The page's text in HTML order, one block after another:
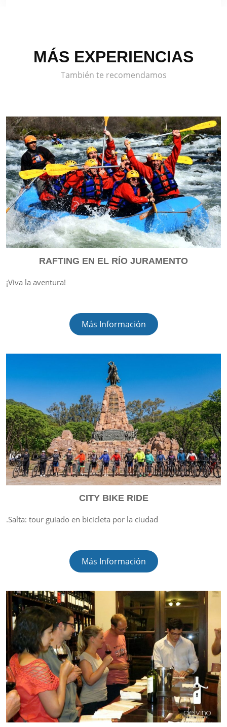
MÁS EXPERIENCIAS
También te recomendamos
RAFTING EN EL RÍO JURAMENTO
¡Viva la aventura!
Más Información
CITY BIKE RIDE
.Salta: tour guiado en bicicleta por la ciudad
Más Información